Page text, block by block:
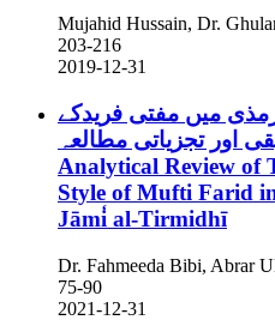
Mujahid Hussain, Dr.
203-216
2019-12-31
میں مفتی فریدکے
اور تجزیاتی مطالعہ
Analytical Review of
Style of Mufti Farid
Jāmi̒ al-Tirmidhī
Dr. Fahmeeda Bibi, Abrar
75-90
2021-12-31